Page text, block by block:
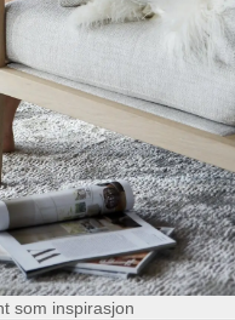
som inspirasjon